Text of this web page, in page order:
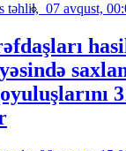
təhlil, 07 avqust,